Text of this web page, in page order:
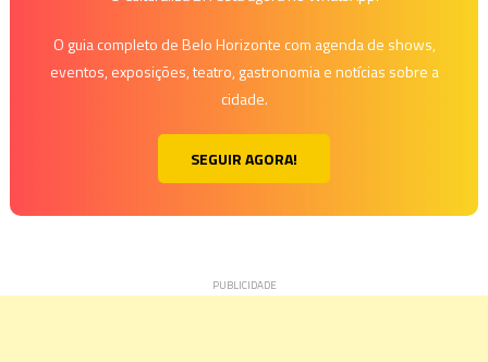
O guia completo de Belo Horizonte com agenda de shows,
eventos, exposições, teatro, gastronomia e notícias sobre a
cidade.
SEGUIR AGORA!